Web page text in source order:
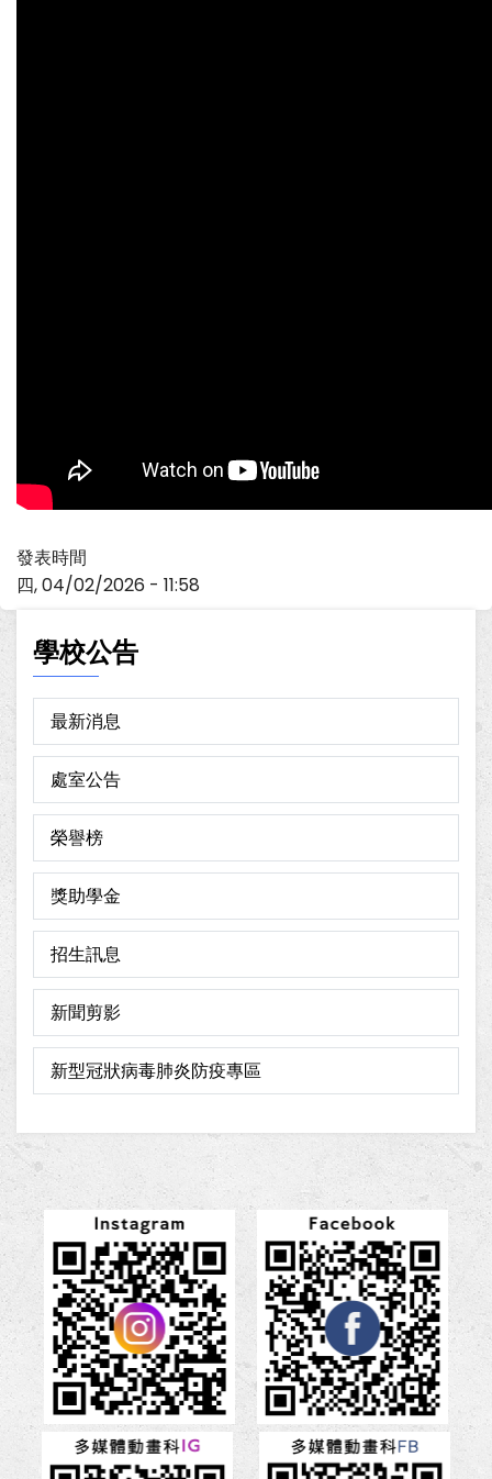
發表時間
四, 04/02/2026 - 11:58
學校公告
最新消息
處室公告
榮譽榜
獎助學金
招生訊息
新聞剪影
新型冠狀病毒肺炎防疫專區